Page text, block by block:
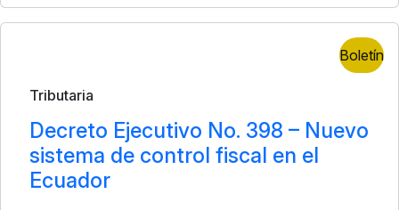
Boletín
Tributaria
Decreto Ejecutivo No. 398 – Nuevo
sistema de control fiscal en el
Ecuador